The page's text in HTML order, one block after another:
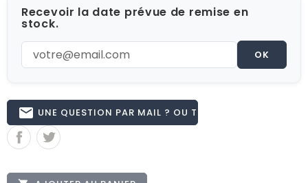
Recevoir la date prévue de remise en
stock.
OK
email UNE QUESTION PAR MAIL ? OU TÉL 02.51.62.16.59